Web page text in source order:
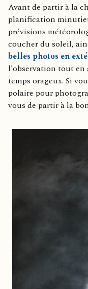
Avant de partir à la
planification
prévisions
coucher du soleil,
belles photos en
l'observation tout en
temps orageux. Si
polaire pour
vous de partir à la